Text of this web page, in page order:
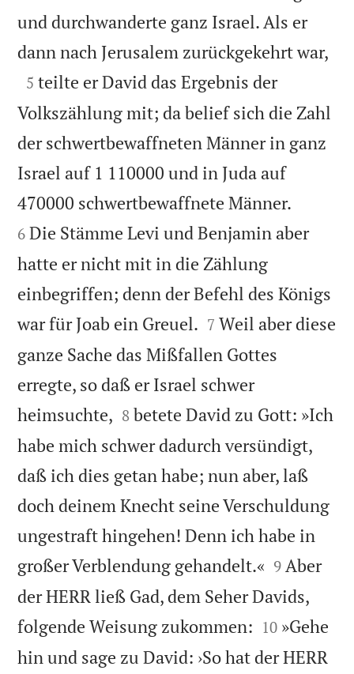
und durchwanderte ganz Israel. Als er
dann nach Jerusalem zurückgekehrt war,

5 teilte er David das Ergebnis der
Volkszählung mit; da belief sich die Zahl
der schwertbewaffneten Männer in ganz
Israel auf 1 110000 und in Juda auf
470000 schwertbewaffnete Männer.
6 Die Stämme Levi und Benjamin aber
hatte er nicht mit in die Zählung
einbegriffen; denn der Befehl des Königs
war für Joab ein Greuel. 

7 Weil aber diese
ganze Sache das Mißfallen Gottes
erregte, so daß er Israel schwer
heimsuchte, 

8 betete David zu Gott: »Ich
habe mich schwer dadurch versündigt,
daß ich dies getan habe; nun aber, laß
doch deinem Knecht seine Verschuldung
ungestraft hingehen! Denn ich habe in
großer Verblendung gehandelt.« 

9 Aber
der HERR ließ Gad, dem Seher Davids,
folgende Weisung zukommen: 

10 »Gehe
hin und sage zu David: ›So hat der HERR